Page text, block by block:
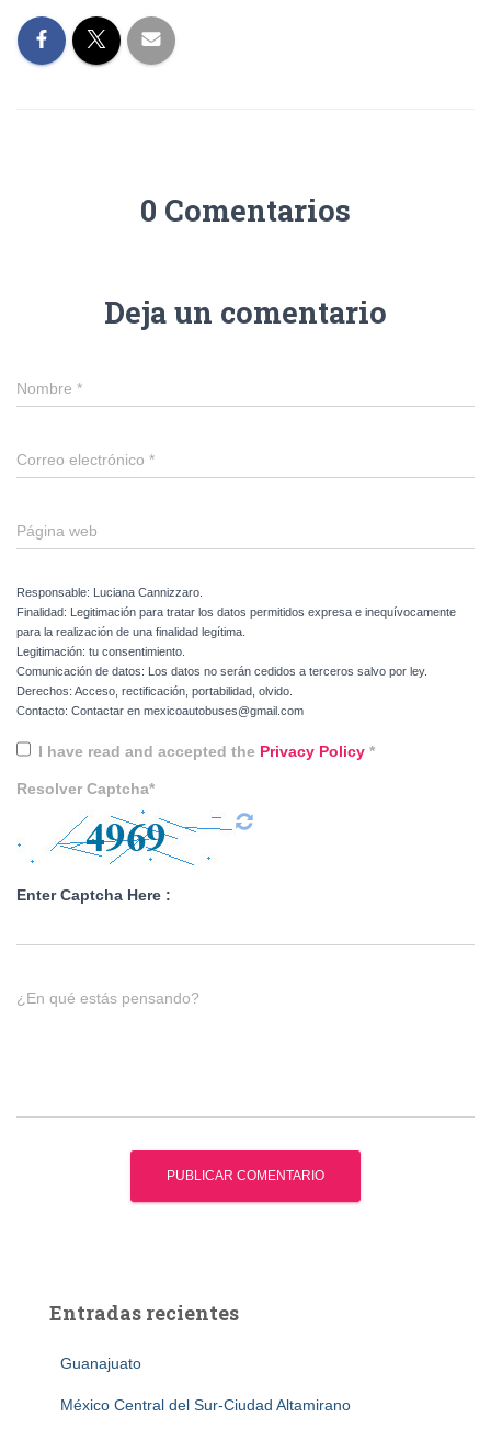
0 Comentarios
Deja un comentario
Nombre *
Correo electrónico *
Página web
Responsable: Luciana Cannizzaro.
Finalidad: Legitimación para tratar los datos permitidos expresa e inequívocamente
para la realización de una finalidad legítima.
Legitimación: tu consentimiento.
Comunicación de datos: Los datos no serán cedidos a terceros salvo por ley.
Derechos: Acceso, rectificación, portabilidad, olvido.
Contacto: Contactar en mexicoautobuses@gmail.com
I have read and accepted the Privacy Policy *
Resolver Captcha*
Enter Captcha Here :
¿En qué estás pensando?
Entradas recientes
Guanajuato
México Central del Sur-Ciudad Altamirano